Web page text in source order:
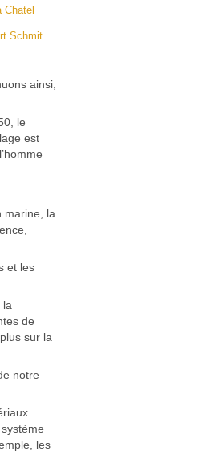
Chatel
Schmit
ainsi,
le
est
marine, la
et les
la
de
sur la
notre
les